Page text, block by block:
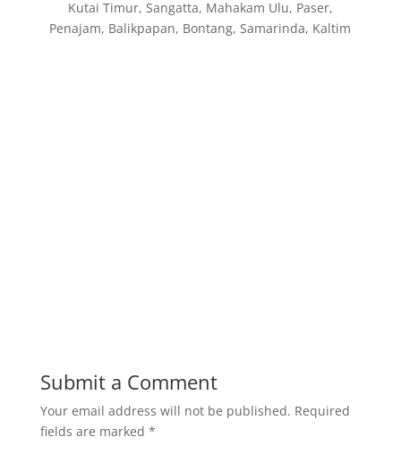
Kutai Timur, Sangatta, Mahakam Ulu, Paser,
Penajam, Balikpapan, Bontang, Samarinda, Kaltim
Submit a Comment
Your email address will not be published. Required
fields are marked *